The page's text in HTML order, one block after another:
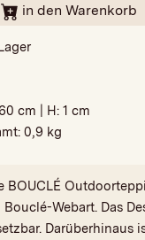
in den Warenkorb
cm | H:1 cm
0,9 kg
BOUCLÉ
Webart. Das
Darüberhinaus